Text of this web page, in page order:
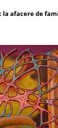
la afacere de